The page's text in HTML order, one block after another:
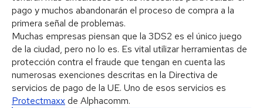
pago y muchos abandonarán el proceso de compra a la
primera señal de problemas.
Muchas empresas piensan que la 3DS2 es el único juego
de la ciudad, pero no lo es. Es vital utilizar herramientas de
protección contra el fraude que tengan en cuenta las
numerosas exenciones descritas en la Directiva de
servicios de pago de la UE. Uno de esos servicios es
Protectmaxxde Alphacomm.